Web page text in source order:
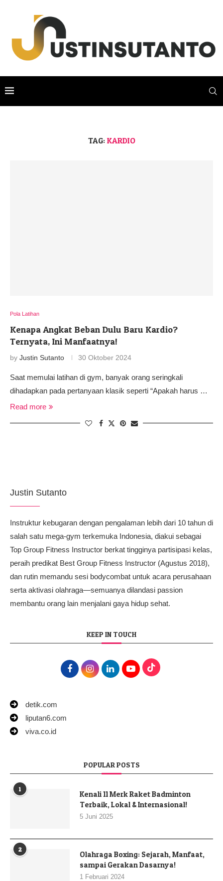
TAG: KARDIO
Pola Latihan
Kenapa Angkat Beban Dulu Baru Kardio?
Ternyata, Ini Manfaatnya!
by Justin Sutanto 30 Oktober 2024
Saat memulai latihan di gym, banyak orang seringkali
dihadapkan pada pertanyaan klasik seperti “Apakah harus …
Read more
Justin Sutanto
Instruktur kebugaran dengan pengalaman lebih dari 10 tahun di
salah satu mega-gym terkemuka Indonesia, diakui sebagai
Top Group Fitness Instructor berkat tingginya partisipasi kelas,
peraih predikat Best Group Fitness Instructor (Agustus 2018),
dan rutin memandu sesi bodycombat untuk acara perusahaan
serta aktivasi olahraga—semuanya dilandasi passion
membantu orang lain menjalani gaya hidup sehat.
KEEP IN TOUCH
detik.com
liputan6.com
viva.co.id
POPULAR POSTS
1
Kenali 11 Merk Raket Badminton
Terbaik, Lokal & Internasional!
5 Juni 2025
2
Olahraga Boxing: Sejarah, Manfaat,
sampai Gerakan Dasarnya!
1 Februari 2024